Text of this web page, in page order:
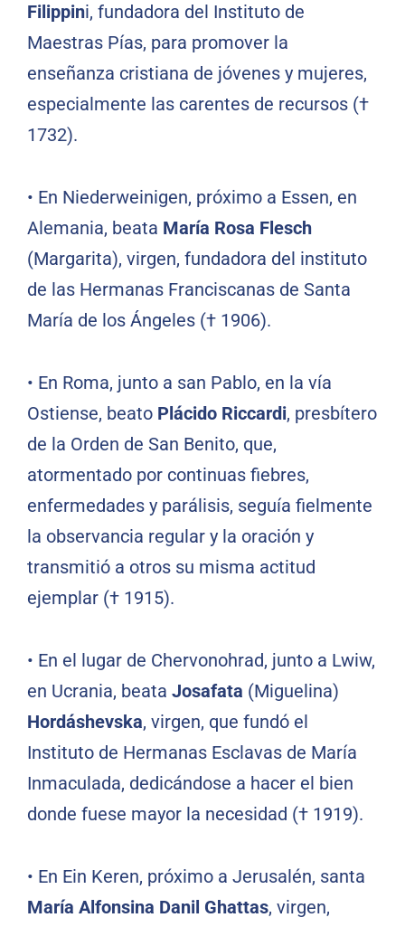
Filippini, fundadora del Instituto de
Maestras Pías, para promover la
enseñanza cristiana de jóvenes y mujeres,
especialmente las carentes de recursos (†
1732).
• En Niederweinigen, próximo a Essen, en
Alemania, beata María Rosa Flesch
(Margarita), virgen, fundadora del instituto
de las Hermanas Franciscanas de Santa
María de los Ángeles († 1906).
• En Roma, junto a san Pablo, en la vía
Ostiense, beato Plácido Riccardi, presbítero
de la Orden de San Benito, que,
atormentado por continuas fiebres,
enfermedades y parálisis, seguía fielmente
la observancia regular y la oración y
transmitió a otros su misma actitud
ejemplar († 1915).
• En el lugar de Chervonohrad, junto a Lwiw,
en Ucrania, beata Josafata (Miguelina)
Hordáshevska, virgen, que fundó el
Instituto de Hermanas Esclavas de María
Inmaculada, dedicándose a hacer el bien
donde fuese mayor la necesidad († 1919).
• En Ein Keren, próximo a Jerusalén, santa
María Alfonsina Danil Ghattas, virgen,